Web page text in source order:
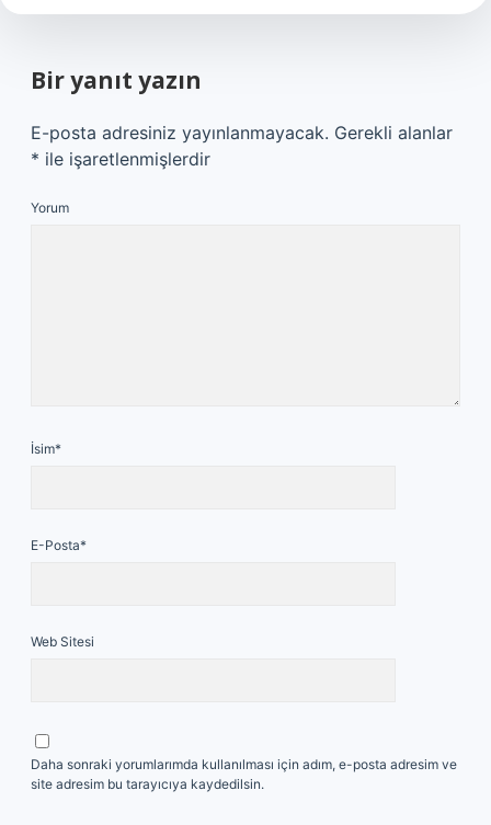
Bir yanıt yazın
E-posta adresiniz yayınlanmayacak. Gerekli alanlar
* ile işaretlenmişlerdir
Yorum
İsim*
E-Posta*
Web Sitesi
Daha sonraki yorumlarımda kullanılması için adım, e-posta adresim ve
site adresim bu tarayıcıya kaydedilsin.